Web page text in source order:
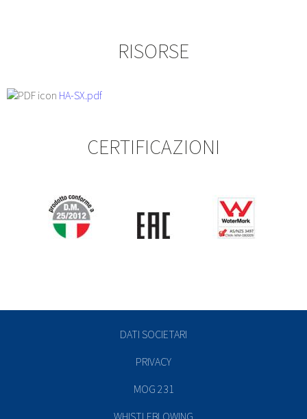
RISORSE
HA-SX.pdf
CERTIFICAZIONI
DATI SOCIETARI
PRIVACY
MOG 231
WHISTLEBLOWING